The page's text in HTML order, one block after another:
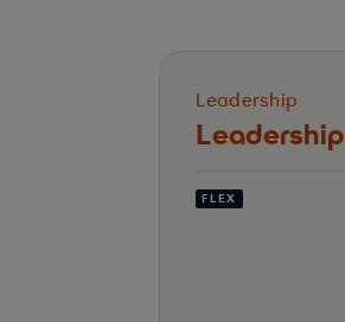
Leadership
Leadership
FLEX